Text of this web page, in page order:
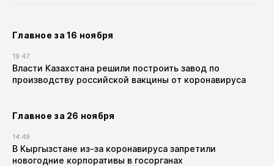
Главное за 16 ноября
19:47
Власти Казахстана решили построить завод по
производству российской вакцины от коронавируса
Главное за 26 ноября
14:49
В Кыргызстане из-за коронавируса запретили
новогодние корпоративы в госорганах